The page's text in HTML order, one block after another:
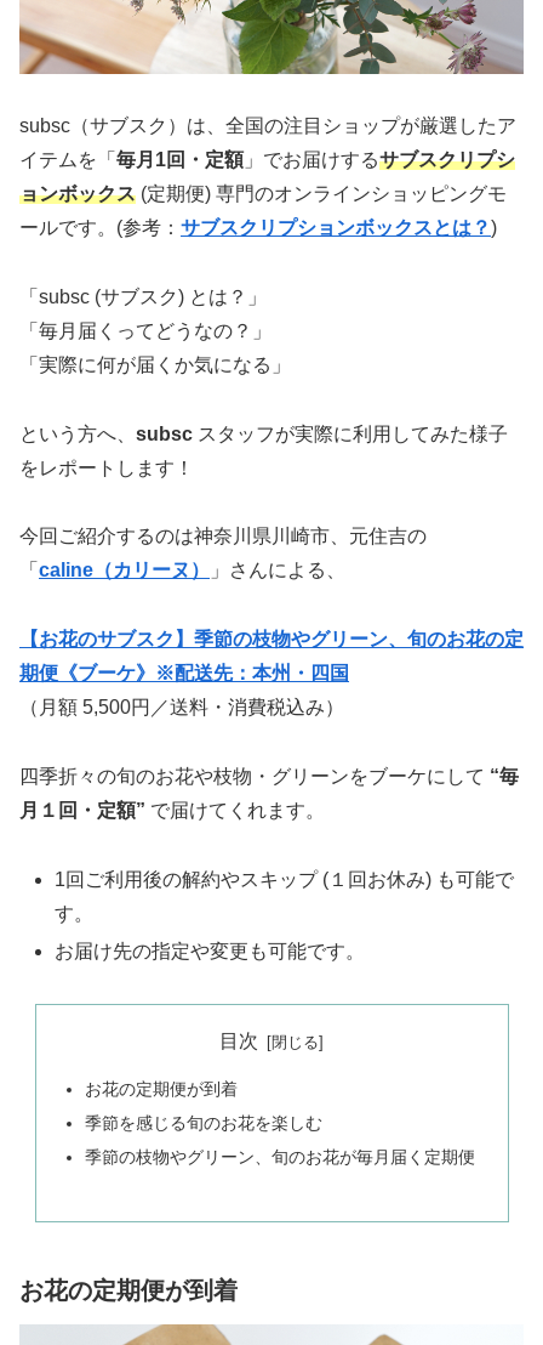
subsc（サブスク）は、全国の注目ショップが厳選したア
イテムを「 毎月1回・定額」でお届けするサブスクリプシ
ョンボックス (定期便) 専門のオンラインショッピングモ
ールです。(参考： サブスクリプションボックスとは？)
「subsc (サブスク) とは？」
「毎月届くってどうなの？」
「実際に何が届くか気になる」
という方へ、 subsc スタッフが実際に利用してみた様子
をレポートします！
今回ご紹介するのは神奈川県川崎市、元住吉の
「 caline（カリーヌ） 」さんによる、
【お花のサブスク】季節の枝物やグリーン、旬のお花の定
期便《ブーケ》※配送先：本州・四国
（月額 5,500円／送料・消費税込み）
四季折々の旬のお花や枝物・グリーンをブーケにして “毎
月１回・定額” で届けてくれます。
1回ご利用後の解約やスキップ (１回お休み) も可能で
す。
お届け先の指定や変更も可能です。
目次
お花の定期便が到着
季節を感じる旬のお花を楽しむ
季節の枝物やグリーン、旬のお花が毎月届く定期便
お花の定期便が到着